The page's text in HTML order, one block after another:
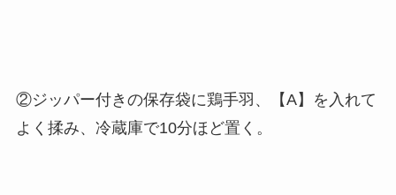
②ジッパー付きの保存袋に鶏手羽、【A】を入れて
よく揉み、冷蔵庫で10分ほど置く。